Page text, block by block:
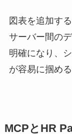
図表を追加す
サーバー間の
明確になり、
が容易に掴め
MCPとHR